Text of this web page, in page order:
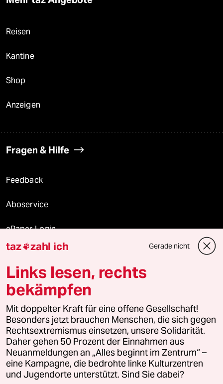
Reisen
Kantine
Shop
Anzeigen
Fragen & Hilfe
Feedback
Aboservice
ePaper Login
Downloads für Abonnierende
© 2026 taz Verlags und Vertriebs GmbH
Alle Rechte vorbehalten. Bei rechtlichen Fragen oder für Genehmigungen
wenden Sie sich bitte an lizenzen@taz.de
Feedback Redaktionsstatut Kommune-Richtlinien
Leitlinie Informant Datenschutz Impressum AGB
taz zahl ich Gerade nicht
Links lesen, rechts
bekämpfen
Mit doppelter Kraft für eine offene Gesellschaft!
Besonders jetzt brauchen Menschen, die sich gegen
Rechtsextremismus einsetzen, unsere Solidarität.
Daher gehen 50 Prozent der Einnahmen aus
Neuanmeldungen an „Alles beginnt im Zentrum“ –
eine Kampagne, die bedrohte linke Kulturzentren
und Jugendorte unterstützt. Sind Sie dabei?